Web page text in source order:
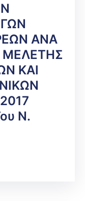
ΑΝΑ
ΜΕΛΕΤΗΣ
ΚΑΙ
Ν.